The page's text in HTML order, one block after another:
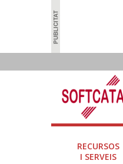
RECURSOS
I SERVEIS